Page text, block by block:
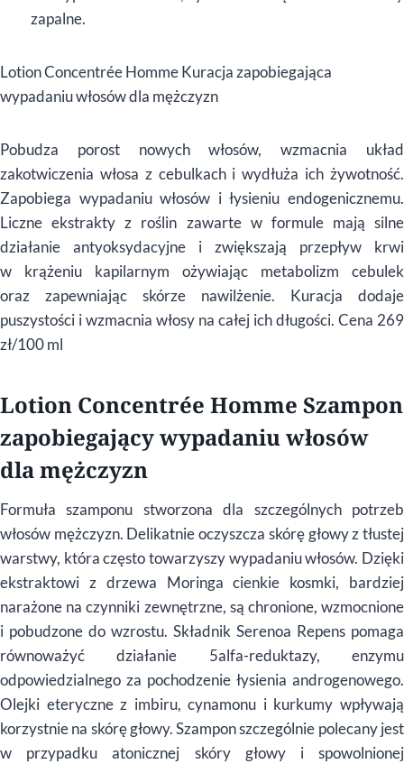
zapalne.
Lotion Concentrée Homme Kuracja zapobiegająca
wypadaniu włosów dla mężczyzn
Pobudza porost nowych włosów, wzmacnia układ
zakotwiczenia włosa z cebulkach i wydłuża ich żywotność.
Zapobiega wypadaniu włosów i łysieniu endogenicznemu.
Liczne ekstrakty z roślin zawarte w formule mają silne
działanie antyoksydacyjne i zwiększają przepływ krwi
w krążeniu kapilarnym ożywiając metabolizm cebulek
oraz zapewniając skórze nawilżenie. Kuracja dodaje
puszystości i wzmacnia włosy na całej ich długości. Cena 269
zł/100 ml
Lotion Concentrée Homme Szampon
zapobiegający wypadaniu włosów
dla mężczyzn
Formuła szamponu stworzona dla szczególnych potrzeb
włosów mężczyzn. Delikatnie oczyszcza skórę głowy z tłustej
warstwy, która często towarzyszy wypadaniu włosów. Dzięki
ekstraktowi z drzewa Moringa cienkie kosmki, bardziej
narażone na czynniki zewnętrzne, są chronione, wzmocnione
i pobudzone do wzrostu. Składnik Serenoa Repens pomaga
równoważyć działanie 5alfa-reduktazy, enzymu
odpowiedzialnego za pochodzenie łysienia androgenowego.
Olejki eteryczne z imbiru, cynamonu i kurkumy wpływają
korzystnie na skórę głowy. Szampon szczególnie polecany jest
w przypadku atonicznej skóry głowy i spowolnionej